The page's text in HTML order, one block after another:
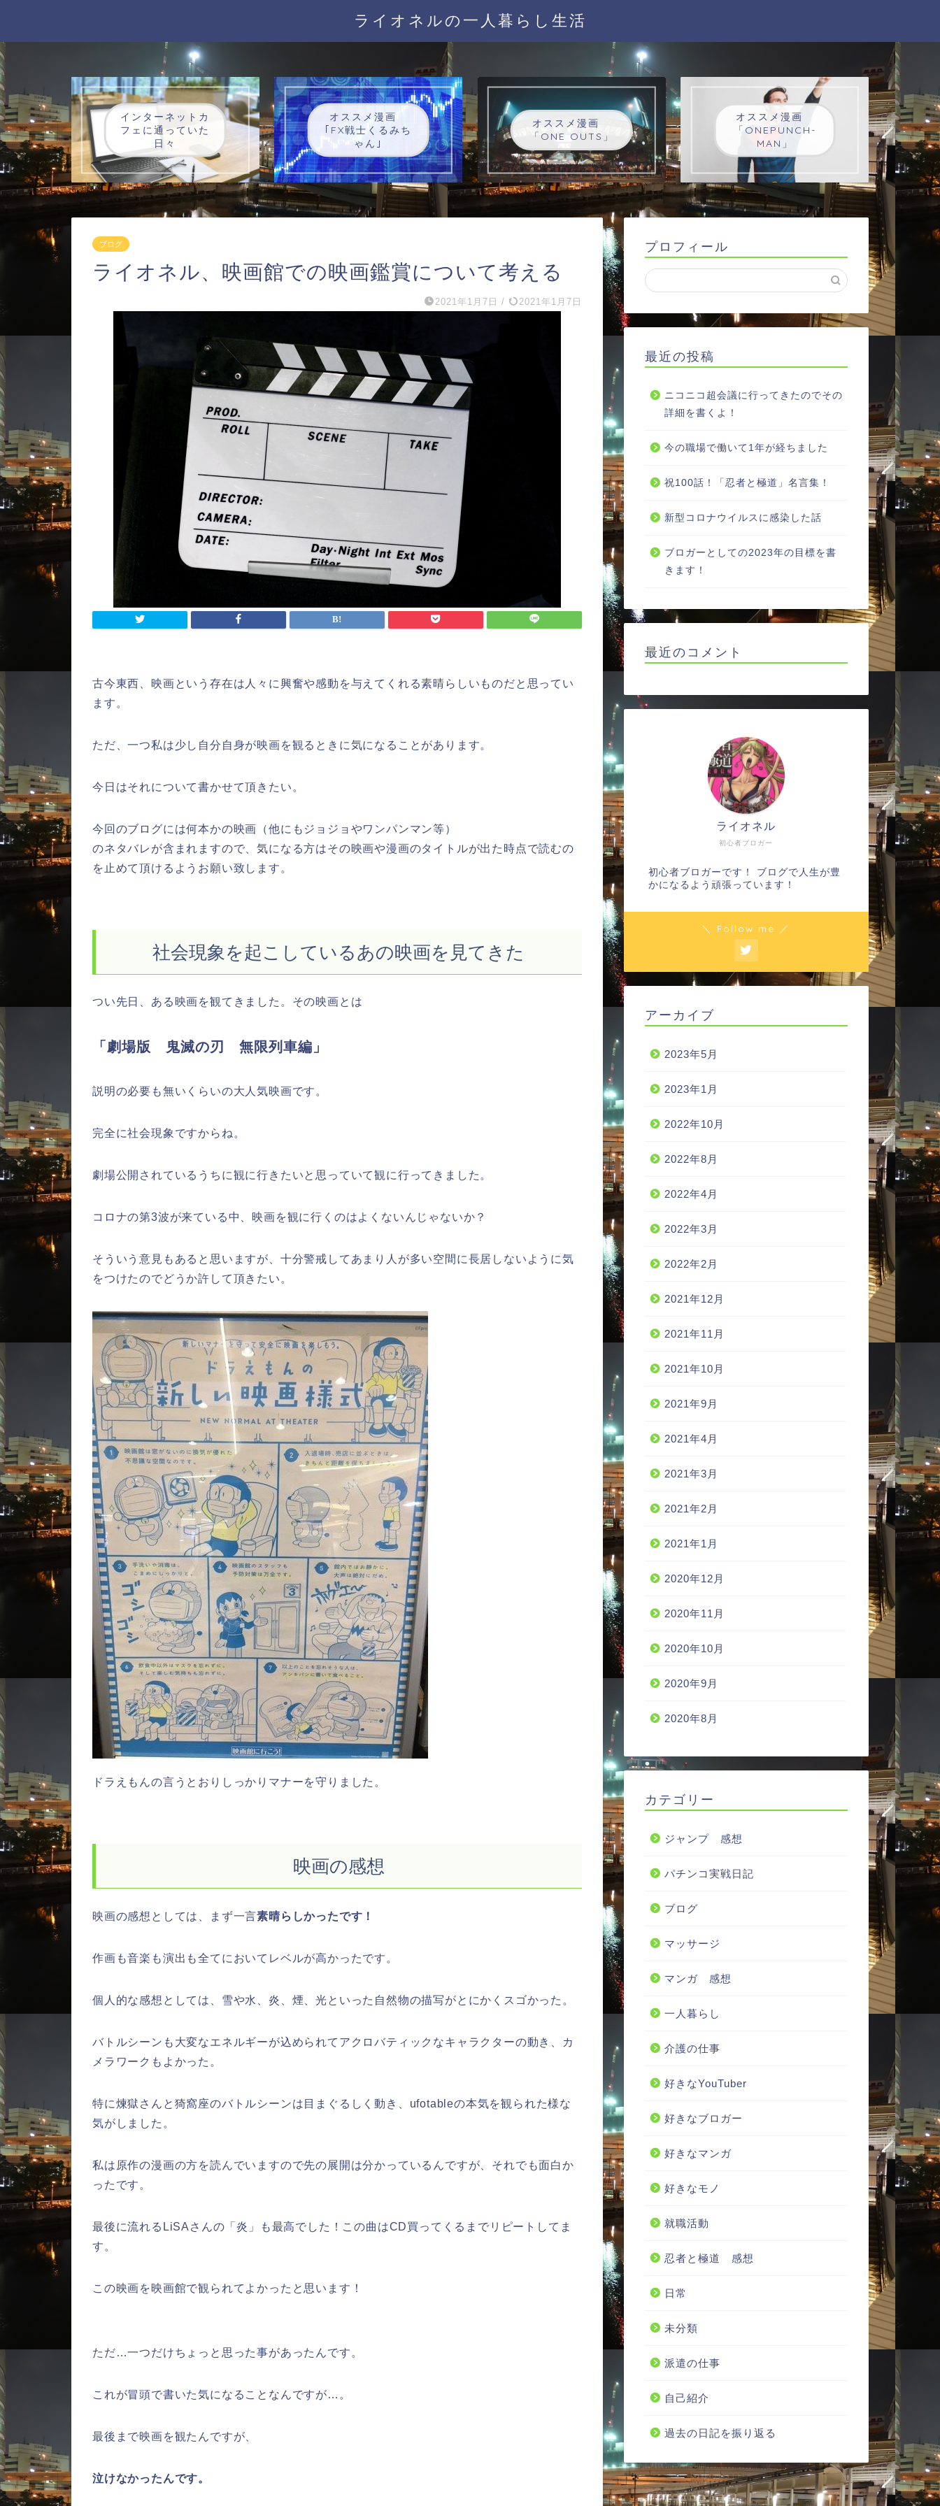
ライオネルの一人暮らし生活
インターネットカ
フェに通っていた
日々
オススメ漫画
｢FX戦士くるみち
ゃん｣
オススメ漫画
「ONE OUTS」
オススメ漫画
「ONEPUNCH-
MAN」
ブログ
ライオネル、映画館での映画鑑賞について考える
2021年1月7日 / 2021年1月7日
古今東西、映画という存在は人々に興奮や感動を与えてくれる素晴らしいものだと思ってい
ます。
ただ、一つ私は少し自分自身が映画を観るときに気になることがあります。
今日はそれについて書かせて頂きたい。
今回のブログには何本かの映画（他にもジョジョやワンパンマン等）
のネタバレが含まれますので、気になる方はその映画や漫画のタイトルが出た時点で読むの
を止めて頂けるようお願い致します。
社会現象を起こしているあの映画を見てきた
つい先日、ある映画を観てきました。その映画とは
「劇場版 鬼滅の刃 無限列車編」
説明の必要も無いくらいの大人気映画です。
完全に社会現象ですからね。
劇場公開されているうちに観に行きたいと思っていて観に行ってきました。
コロナの第3波が来ている中、映画を観に行くのはよくないんじゃないか？
そういう意見もあると思いますが、十分警戒してあまり人が多い空間に長居しないように気
をつけたのでどうか許して頂きたい。
ドラえもんの言うとおりしっかりマナーを守りました。
映画の感想
映画の感想としては、まず一言素晴らしかったです！
作画も音楽も演出も全てにおいてレベルが高かったです。
個人的な感想としては、雪や水、炎、煙、光といった自然物の描写がとにかくスゴかった。
バトルシーンも大変なエネルギーが込められてアクロバティックなキャラクターの動き、カ
メラワークもよかった。
特に煉獄さんと猗窩座のバトルシーンは目まぐるしく動き、ufotableの本気を観られた様な
気がしました。
私は原作の漫画の方を読んでいますので先の展開は分かっているんですが、それでも面白か
ったです。
最後に流れるLiSAさんの「炎」も最高でした！この曲はCD買ってくるまでリピートしてま
す。
この映画を映画館で観られてよかったと思います！
ただ…一つだけちょっと思った事があったんです。
これが冒頭で書いた気になることなんですが…。
最後まで映画を観たんですが、
泣けなかったんです。
プロフィール
最近の投稿
ニコニコ超会議に行ってきたのでその
詳細を書くよ！
今の職場で働いて1年が経ちました
祝100話！「忍者と極道」名言集！
新型コロナウイルスに感染した話
ブロガーとしての2023年の目標を書
きます！
最近のコメント
初心者ブロガー
ライオネル
初心者ブロガーです！ ブログで人生が豊
かになるよう頑張っています！
＼ Follow me ／
アーカイブ
2023年5月
2023年1月
2022年10月
2022年8月
2022年4月
2022年3月
2022年2月
2021年12月
2021年11月
2021年10月
2021年9月
2021年4月
2021年3月
2021年2月
2021年1月
2020年12月
2020年11月
2020年10月
2020年9月
2020年8月
カテゴリー
ジャンプ 感想
パチンコ実戦日記
ブログ
マッサージ
マンガ 感想
一人暮らし
介護の仕事
好きなYouTuber
好きなブロガー
好きなマンガ
好きなモノ
就職活動
忍者と極道 感想
日常
未分類
派遣の仕事
自己紹介
過去の日記を振り返る